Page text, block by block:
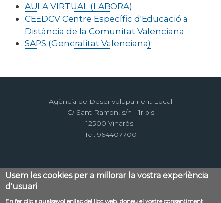
AULA VIRTUAL (LABORA)
CEEDCV Centre Específic d'Educació a
Distància de la Comunitat Valenciana
SAPS (Generalitat Valenciana)
Agència de Desenvolupament Local
C/ Sant Ramon, s/n - 1r pis
12500 Vinaròs
Tel. 964407700
Usem les cookies per a millorar la vostra experiència
d'usuari
En fer clic a qualsevol enllaç del lloc web, doneu el vostre consentiment